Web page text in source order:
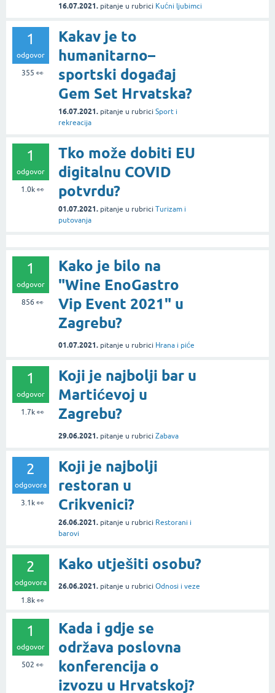
16.07.2021. pitanje u rubrici Kućni ljubimci
1
odgovor
355 👀
Kakav je to
humanitarno–
sportski događaj
Gem Set Hrvatska?
16.07.2021. pitanje u rubrici Sport i
rekreacija
1
odgovor
1.0k👀
Tko može dobiti EU
digitalnu COVID
potvrdu?
01.07.2021. pitanje u rubrici Turizam i
putovanja
1
odgovor
856 👀
Kako je bilo na
"Wine EnoGastro
Vip Event 2021" u
Zagrebu?
01.07.2021. pitanje u rubrici Hrana i piće
1
odgovor
1.7k👀
Koji je najbolji bar u
Martićevoj u
Zagrebu?
29.06.2021. pitanje u rubrici Zabava
2
odgovora
3.1k👀
Koji je najbolji
restoran u
Crikvenici?
26.06.2021. pitanje u rubrici Restorani i
barovi
2
odgovora
1.8k👀
Kako utješiti osobu?
26.06.2021. pitanje u rubrici Odnosi i veze
1
odgovor
502 👀
Kada i gdje se
održava poslovna
konferencija o
izvozu u Hrvatskoj?